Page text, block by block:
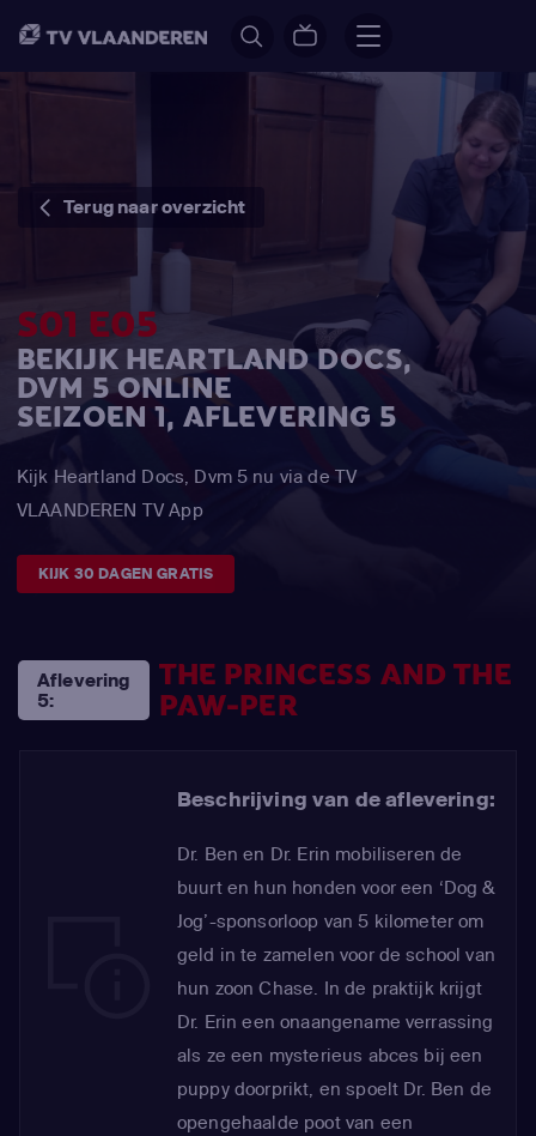
Terug naar overzicht
S01 E05
BEKIJK HEARTLAND DOCS,
DVM 5 ONLINE
SEIZOEN 1, AFLEVERING 5
Kijk Heartland Docs, Dvm 5 nu via de TV
VLAANDEREN TV App
KIJK 30 DAGEN GRATIS
Aflevering
5:
THE PRINCESS AND THE
PAW-PER
Beschrijving van de aflevering:
Dr. Ben en Dr. Erin mobiliseren de
buurt en hun honden voor een ‘Dog &
Jog’-sponsorloop van 5 kilometer om
geld in te zamelen voor de school van
hun zoon Chase. In de praktijk krijgt
Dr. Erin een onaangename verrassing
als ze een mysterieus abces bij een
puppy doorprikt, en spoelt Dr. Ben de
opengehaalde poot van een